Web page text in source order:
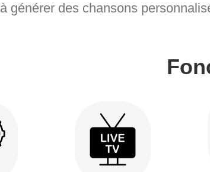
générer des chansons